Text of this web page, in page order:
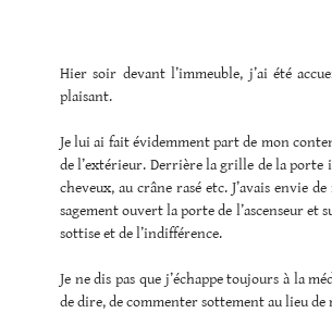
Hier soir devant l’immeuble, j’ai été
plaisant.
Je lui ai fait évidemment part de mon
de l’extérieur. Derrière la grille de la porte
cheveux, au crâne rasé etc. J’avais envie
sagement ouvert la porte de l’ascenseur et
sottise et de l’indifférence.
Je ne dis pas que j’échappe toujours à la
de dire, de commenter sottement au lieu de